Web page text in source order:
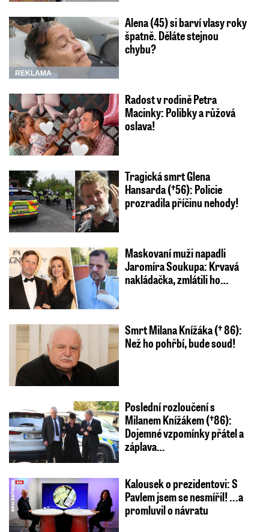
REKLAMA
Alena (45) si barví vlasy roky
špatně. Děláte stejnou
chybu?
Radost v rodině Petra
Macinky: Polibky a růžová
oslava!
Tragická smrt Glena
Hansarda (†56): Policie
prozradila příčinu nehody!
Maskovaní muži napadli
Jaromíra Soukupa: Krvavá
nakládačka, zmlátili ho…
Smrt Milana Knížáka († 86):
Než ho pohřbí, bude soud!
Poslední rozloučení s
Milanem Knížákem (†86):
Dojemné vzpomínky přátel a
záplava…
Kalousek o prezidentovi: S
Pavlem jsem se nesmířil! ...a
promluvil o návratu